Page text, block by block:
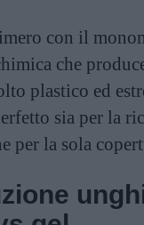
con il
che
plastico ed
sia per la
per la sola